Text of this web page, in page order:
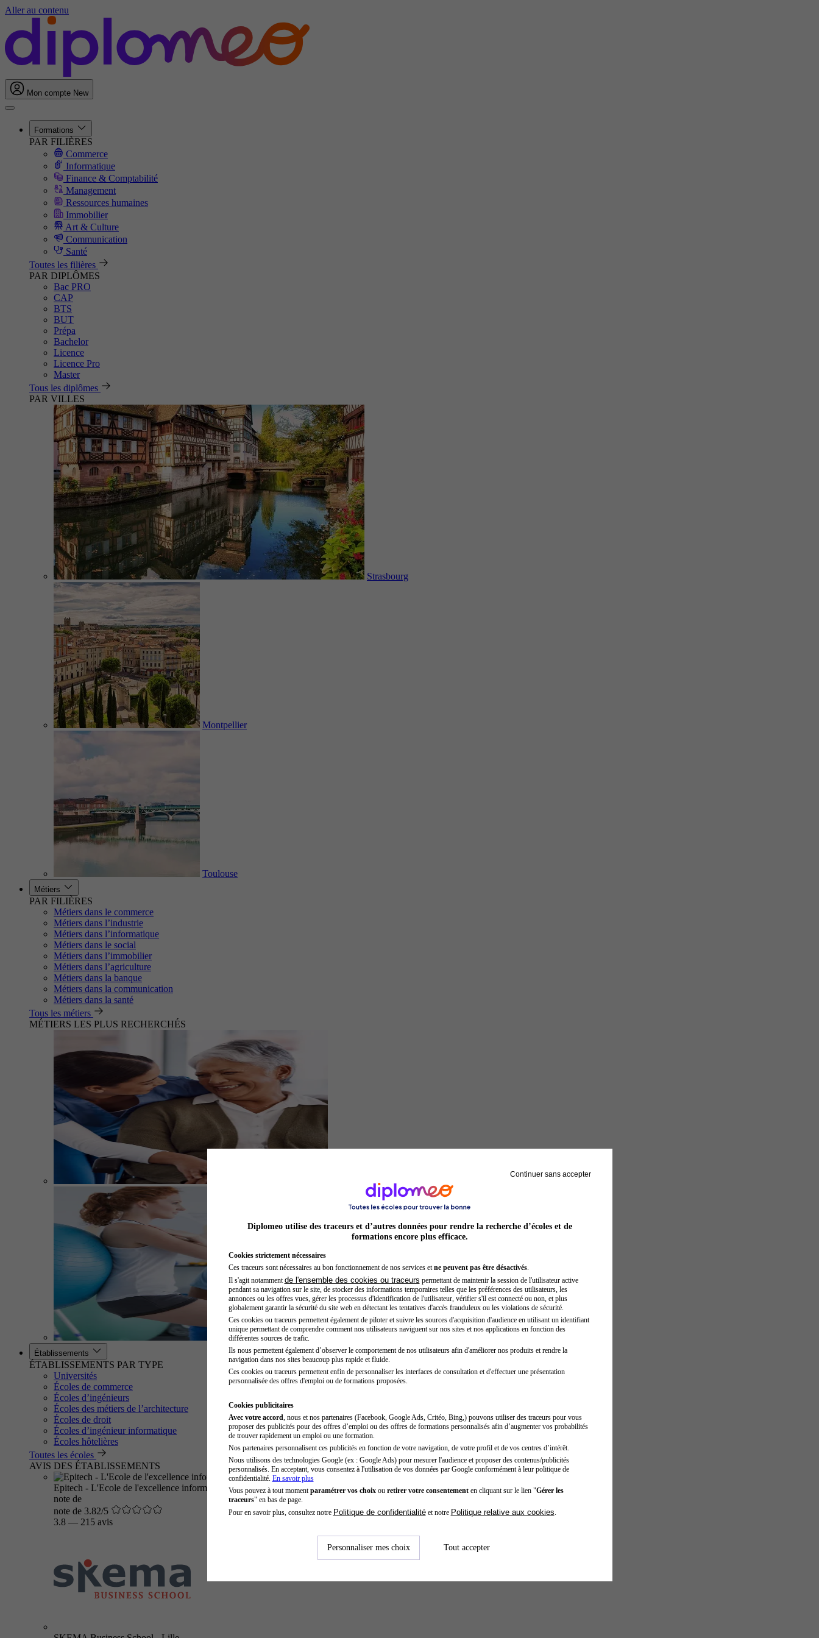
Aller au contenu
Mon compte New
Formations
PAR FILIÈRES
Commerce
Informatique
Finance & Comptabilité
Management
Ressources humaines
Immobilier
Art & Culture
Communication
Santé
Toutes les filières
PAR DIPLÔMES
Bac PRO
CAP
BTS
BUT
Prépa
Bachelor
Licence
Licence Pro
Master
Tous les diplômes
PAR VILLES
Strasbourg
Montpellier
Toulouse
Métiers
PAR FILIÈRES
Métiers dans le commerce
Métiers dans l’industrie
Métiers dans l’informatique
Métiers dans le social
Métiers dans l’immobilier
Métiers dans l’agriculture
Métiers dans la banque
Métiers dans la communication
Métiers dans la santé
Tous les métiers
MÉTIERS LES PLUS RECHERCHÉS
Sage-femme
Établissements
ÉTABLISSEMENTS PAR TYPE
Universités
Écoles de commerce
Écoles d’ingénieurs
Écoles des métiers de l’architecture
Écoles de droit
Écoles d’ingénieur informatique
Écoles hôtelières
Toutes les écoles
AVIS DES ÉTABLISSEMENTS
Epitech - L'Ecole de l'excellence informatique
note de
note de 3.82/5
3.8 — 215 avis
Continuer sans accepter
Diplomeo utilise des traceurs et d’autres données pour rendre la recherche d’écoles et de
formations encore plus efficace.
Cookies strictement nécessaires
Ces traceurs sont nécessaires au bon fonctionnement de nos services et ne peuvent pas être désactivés.
Il s'agit notamment de l'ensemble des cookies ou traceurs permettant de maintenir la session de l'utilisateur active
pendant sa navigation sur le site, de stocker des informations temporaires telles que les préférences des utilisateurs, les
annonces ou les offres vues, gérer les processus d'identification de l'utilisateur, vérifier s'il est connecté ou non, et plus
globalement garantir la sécurité du site web en détectant les tentatives d'accès frauduleux ou les violations de sécurité.
Ces cookies ou traceurs permettent également de piloter et suivre les sources d'acquisition d'audience en utilisant un identifiant
unique permettant de comprendre comment nos utilisateurs naviguent sur nos sites et nos applications en fonction des
différentes sources de trafic.
Ils nous permettent également d’observer le comportement de nos utilisateurs afin d'améliorer nos produits et rendre la
navigation dans nos sites beaucoup plus rapide et fluide.
Ces cookies ou traceurs permettent enfin de personnaliser les interfaces de consultation et d'effectuer une présentation
personnalisée des offres d'emploi ou de formations proposées.
Cookies publicitaires
Avec votre accord , nous et nos partenaires (Facebook, Google Ads, Critéo, Bing,) pouvons utiliser des traceurs pour vous
proposer des publicités pour des offres d’emploi ou des offres de formations personnalisés afin d’augmenter vos probabilités
de trouver rapidement un emploi ou une formation.
Nos partenaires personnalisent ces publicités en fonction de votre navigation, de votre profil et de vos centres d’intérêt.
Nous utilisons des technologies Google (ex : Google Ads) pour mesurer l'audience et proposer des contenus/publicités
personnalisés. En acceptant, vous consentez à l'utilisation de vos données par Google conformément à leur politique de
confidentialité. En savoir plus
Vous pouvez à tout moment paramétrer vos choixou retirer votre consentementen cliquant sur le lien "Gérer les
traceurs" en bas de page.
Pour en savoir plus, consultez notre Politique de confidentialitéet notre Politique relative aux cookies
Personnaliser mes choix Tout accepter